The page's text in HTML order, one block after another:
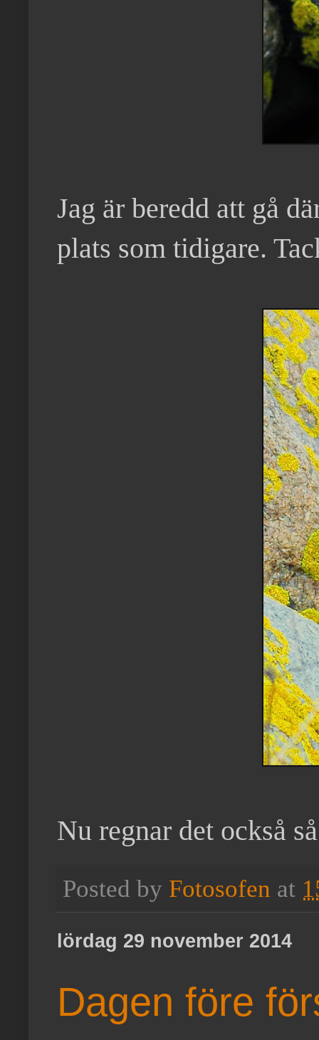
Jag är beredd att gå
plats som tidigare.
Nu regnar det också
Posted by Fotosofen at
lördag 29 november 2014
Dagen före